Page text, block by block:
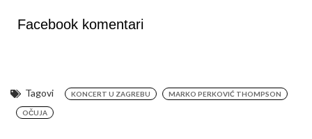
Facebook komentari
Tagovi KONCERT U ZAGREBU MARKO PERKOVIĆ THOMPSON
OČUJA